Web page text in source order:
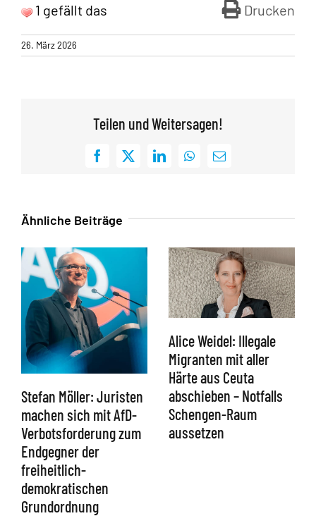
Drucken
1 gefällt das
26. März 2026
Teilen und Weitersagen!
Facebook
X LinkedInWhatsApp
E-
Ähnliche Beiträge
Stefan Möller: Juristen
machen sich mit AfD-
Verbotsforderung zum
Endgegner der
freiheitlich-
demokratischen
Grundordnung
Alice Weidel: Illegale
Migranten mit aller
Härte aus Ceuta
abschieben – Notfalls
Schengen-Raum
aussetzen